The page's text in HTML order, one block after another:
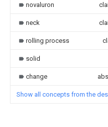
novaluron
neck
rolling process
solid
change
Show all concepts from the